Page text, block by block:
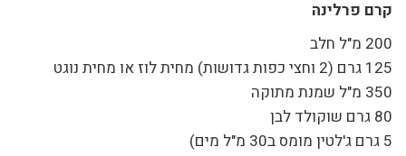
קרם פרלינה
200 מ"ל חלב
125 גרם (2 וחצי כפות גדושות) מחית לוז או מחית נוגט
350 מ"ל שמנת מתוקה
80 גרם שוקולד לבן
5 גרם ג'לטין מומס ב30 מ"ל מים)